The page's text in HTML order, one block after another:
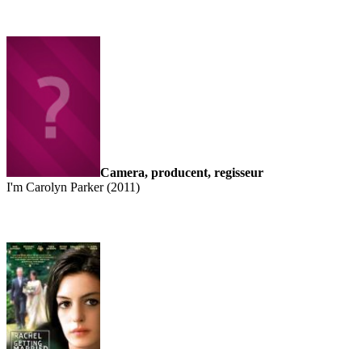
Camera, producent, regisseur
I'm Carolyn Parker (2011)